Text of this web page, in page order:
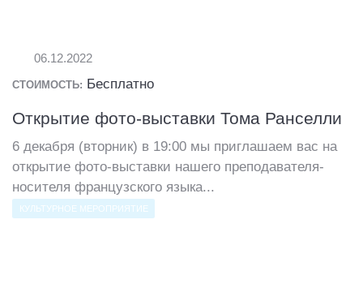
06.12.2022
СТОИМОСТЬ: Бесплатно
Открытие фото-выставки Тома Ранселли
6 декабря (вторник) в 19:00 мы приглашаем вас на
открытие фото-выставки нашего преподавателя-
носителя французского языка...
КУЛЬТУРНОЕ МЕРОПРИЯТИЕ